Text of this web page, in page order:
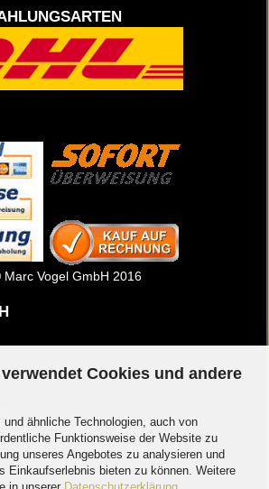
Cookies und andere
ähnliche Technologien, auch von
Funktionsweise der Website zu
unseres Angebotes zu analysieren und
Einkaufserlebnis bieten zu können. Weitere
in unserer Datenschutzerklärung
Marc Vogel GmbH 2016